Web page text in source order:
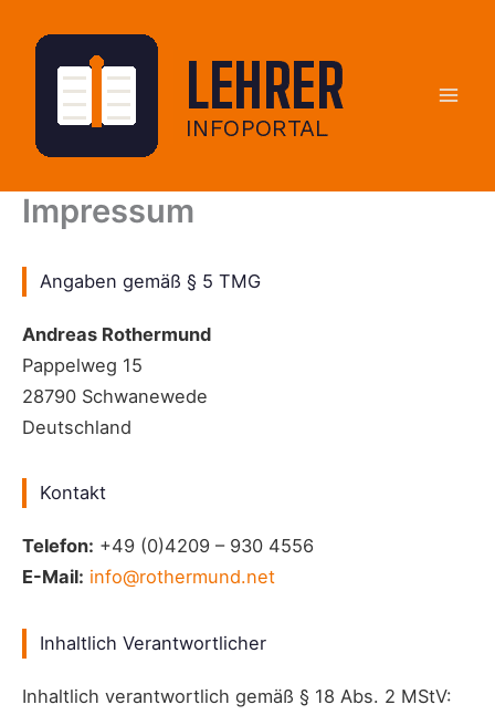
Inhalt
springen
Impressum
Angaben gemäß § 5 TMG
Andreas Rothermund
Pappelweg 15
28790 Schwanewede
Deutschland
Kontakt
Telefon: +49 (0)4209 – 930 4556
E-Mail: info@rothermund.net
Inhaltlich Verantwortlicher
Inhaltlich verantwortlich gemäß § 18 Abs. 2 MStV: